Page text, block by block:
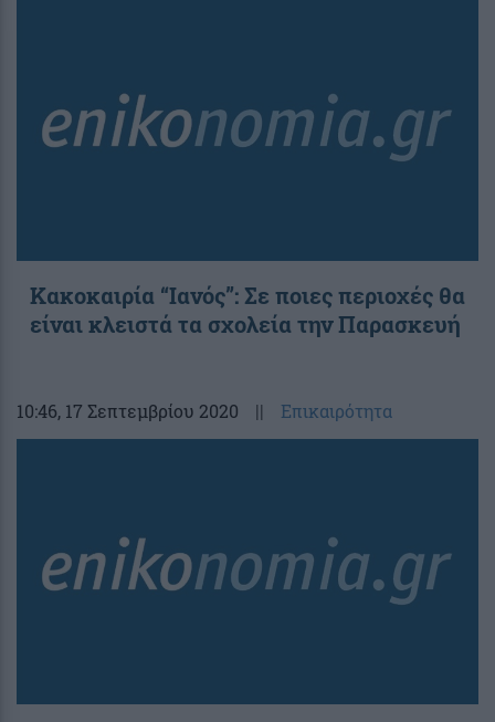
Κακοκαιρία “Ιανός”: Σε ποιες περιοχές θα
είναι κλειστά τα σχολεία την Παρασκευή
10:46, 17 Σεπτεμβρίου 2020 || Επικαιρότητα